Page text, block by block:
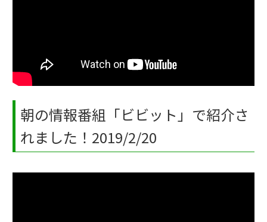
朝の情報番組「ビビット」で紹介さ
れました！2019/2/20